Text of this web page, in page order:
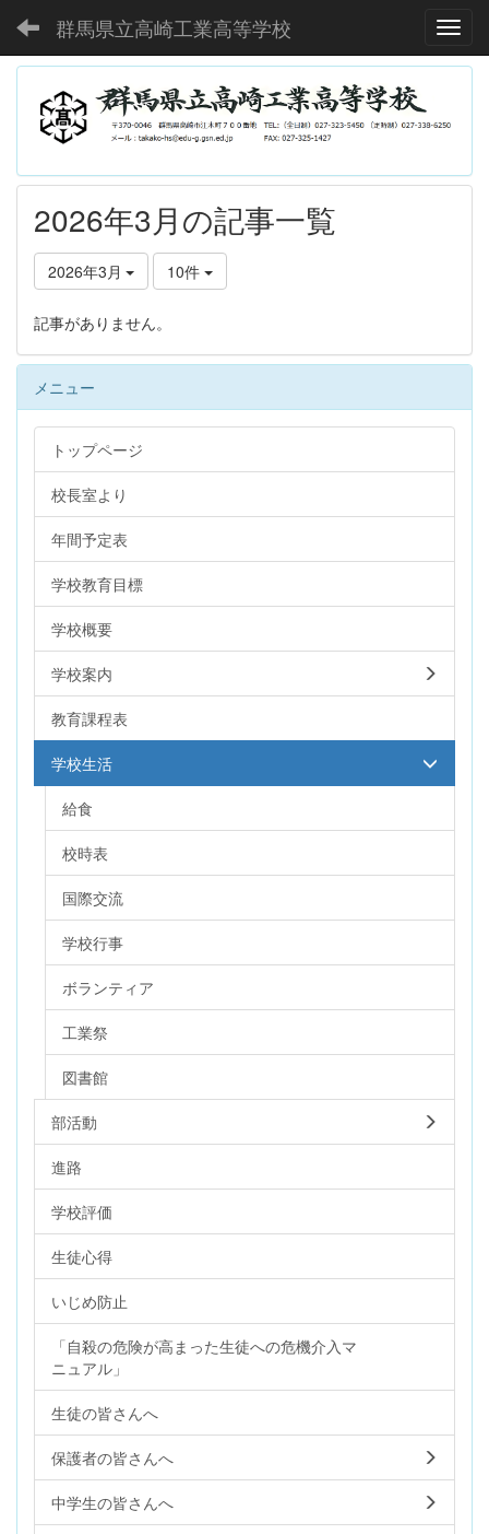
群馬県立高崎工業高等学校
2026年3月の記事一覧
2026年3月 10件
記事がありません。
メニュー
トップページ
校長室より
年間予定表
学校教育目標
学校概要
学校案内
教育課程表
学校生活
給食
校時表
国際交流
学校行事
ボランティア
工業祭
図書館
部活動
進路
学校評価
生徒心得
いじめ防止
「自殺の危険が高まった生徒への危機介入マ
ニュアル」
生徒の皆さんへ
保護者の皆さんへ
中学生の皆さんへ